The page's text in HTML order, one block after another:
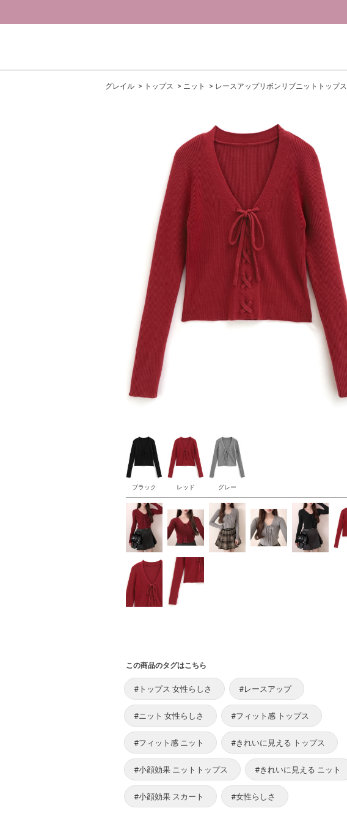
グレイル トップス ニット レースアップリボンリブニットトップス
ブラック レッド グレー
この商品のタグはこちら
#トップス 女性らしさ #レースアップ
#ニット 女性らしさ #フィット感 トップス
#フィット感 ニット #きれいに見える トップス
#小顔効果 ニットトップス #きれいに見える ニット
#小顔効果 スカート #女性らしさ